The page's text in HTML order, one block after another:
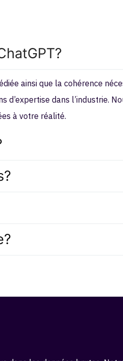
ainsi que la cohérence
dans l’industrie.
à votre réalité.